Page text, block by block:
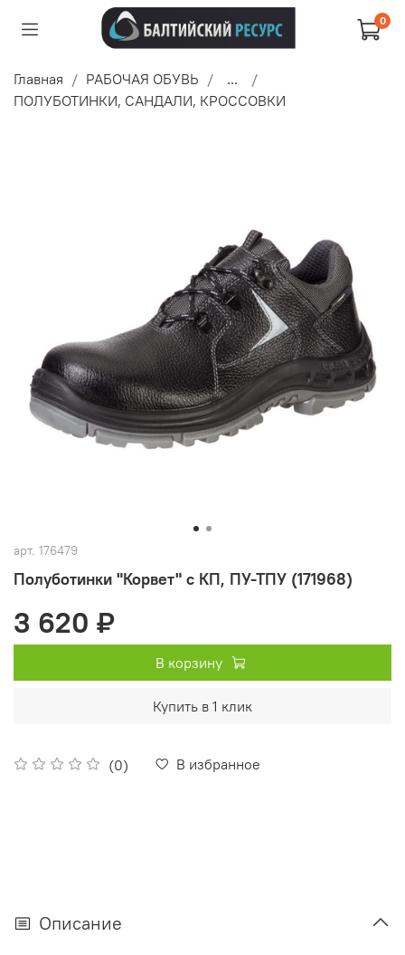
0
Главная РАБОЧАЯ ОБУВЬ
...
ПОЛУБОТИНКИ, САНДАЛИ, КРОССОВКИ
арт. 176479
Полуботинки "Корвет" с КП, ПУ-ТПУ (171968)
(0) В избранное
3 620 ₽
В корзину
Купить в 1 клик
Описание